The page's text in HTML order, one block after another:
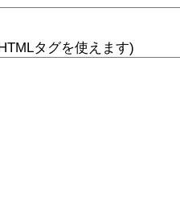
タグを使えます)